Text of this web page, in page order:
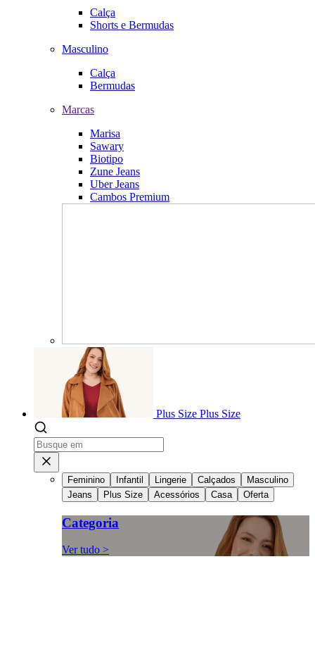
Calça
Shorts e Bermudas
Masculino
Calça
Bermudas
Marcas
Marisa
Sawary
Biotipo
Zune Jeans
Uber Jeans
Cambos Premium
Plus Size Plus Size
Feminino Infantil Lingerie Calçados
Masculino
Jeans
Plus Size Acessórios Casa Oferta
Categoria
Ver tudo >